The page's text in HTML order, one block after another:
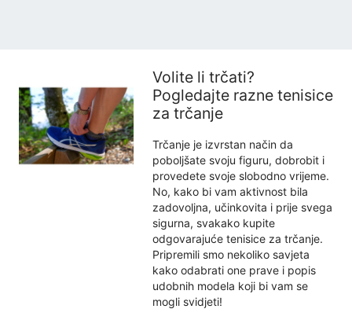
Volite li trčati?
Pogledajte razne tenisice
za trčanje
Trčanje je izvrstan način da
poboljšate svoju figuru, dobrobit i
provedete svoje slobodno vrijeme.
No, kako bi vam aktivnost bila
zadovoljna, učinkovita i prije svega
sigurna, svakako kupite
odgovarajuće tenisice za trčanje.
Pripremili smo nekoliko savjeta
kako odabrati one prave i popis
udobnih modela koji bi vam se
mogli svidjeti!